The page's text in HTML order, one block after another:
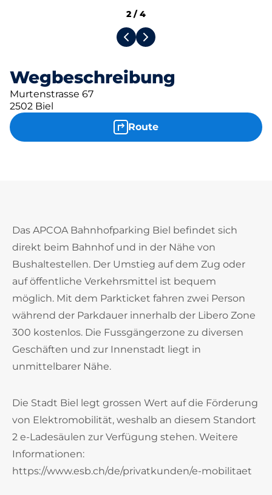
Wegbeschreibung
Murtenstrasse 67
2502 Biel
Route
2 /4
Das APCOA Bahnhofparking Biel befindet sich
direkt beim Bahnhof und in der Nähe von
Bushaltestellen. Der Umstieg auf dem Zug oder
auf öffentliche Verkehrsmittel ist bequem
möglich. Mit dem Parkticket fahren zwei Person
während der Parkdauer innerhalb der Libero Zone
300 kostenlos. Die Fussgängerzone zu diversen
Geschäften und zur Innenstadt liegt in
unmittelbarer Nähe.
Die Stadt Biel legt grossen Wert auf die Förderung
von Elektromobilität, weshalb an diesem Standort
2 e-Ladesäulen zur Verfügung stehen. Weitere
Informationen:
https://www.esb.ch/de/privatkunden/e-mobilitaet